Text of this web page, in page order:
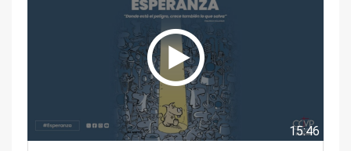
15:46